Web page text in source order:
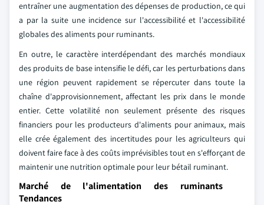
entraîner une augmentation des dépenses de production, ce qui
a par la suite une incidence sur l'accessibilité et l'accessibilité
globales des aliments pour ruminants.
En outre, le caractère interdépendant des marchés mondiaux
des produits de base intensifie le défi, car les perturbations dans
une région peuvent rapidement se répercuter dans toute la
chaîne d'approvisionnement, affectant les prix dans le monde
entier. Cette volatilité non seulement présente des risques
financiers pour les producteurs d'aliments pour animaux, mais
elle crée également des incertitudes pour les agriculteurs qui
doivent faire face à des coûts imprévisibles tout en s'efforçant de
maintenir une nutrition optimale pour leur bétail ruminant.
Marché de l'alimentation des ruminants
Tendances